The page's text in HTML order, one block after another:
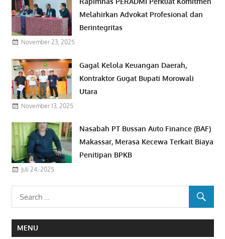
Melahirkan Advokat Profesional dan
Berintegritas
November 23, 2025
Gagal Kelola Keuangan Daerah,
Kontraktor Gugat Bupati Morowali
Utara
November 13, 2025
Nasabah PT Bussan Auto Finance (BAF)
Makassar, Merasa Kecewa Terkait Biaya
Penitipan BPKB
Juli 24, 2025
MENU